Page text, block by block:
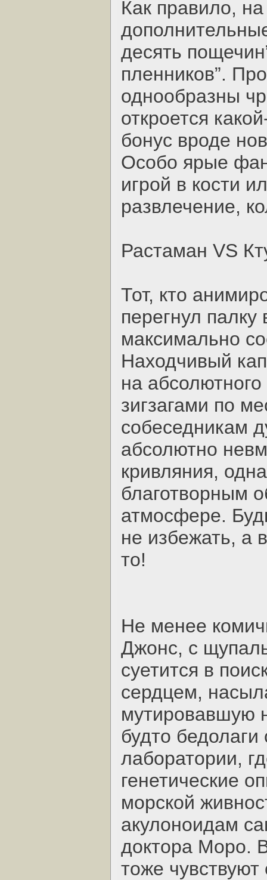
Как правило,
десять
пленников”.
однообразны
откроется
бонус вроде
Особо ярые
игрой в кости
развлечение,
Растаман VS
Тот, кто
перегнул
максимально
Находчивый
на
зигзагами по
собеседникам
абсолютно
кривляния,
благотворным
атмосфере.
не избежать, а
то!
Не менее
Джонс, с
суетится в
сердцем,
мутировавшую
будто
лаборатории,
генетические
морской
акулоноидам
доктора Моро.
тоже чувствуют